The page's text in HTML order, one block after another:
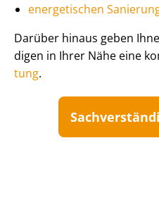
energetischen
Darüber hinaus geben
di­gen in Ihrer Nähe eine
tung.